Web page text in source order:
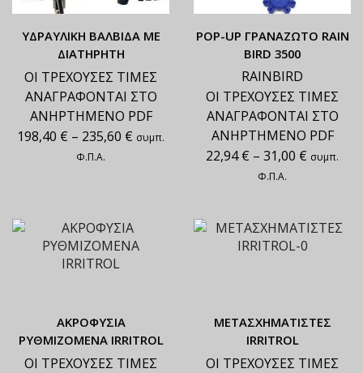
ΥΔΡΑΥΛΙΚΗ ΒΑΛΒΙΔΑ ΜΕ
ΔΙΑΤΗΡΗΤΗ
ΟΙ ΤΡΕΧΟΥΣΕΣ ΤΙΜΕΣ
ΑΝΑΓΡΑΦΟΝΤΑΙ ΣΤΟ
ΑΝΗΡΤΗΜΕΝΟ PDF
198,40 € – 235,60 € συμπ.
Φ.Π.Α.
ΡΟΡ-UP ΓΡΑΝΑΖΩΤΟ RAIN
BIRD 3500
RAINBIRD
ΟΙ ΤΡΕΧΟΥΣΕΣ ΤΙΜΕΣ
ΑΝΑΓΡΑΦΟΝΤΑΙ ΣΤΟ
ΑΝΗΡΤΗΜΕΝΟ PDF
22,94€ – 31,00 € συμπ.
Φ.Π.Α.
ΑΚΡΟΦΥΣΙΑ
ΡΥΘΜΙΖΟΜΕΝΑ IRRITROL
ΟΙ ΤΡΕΧΟΥΣΕΣ ΤΙΜΕΣ
ΜΕΤΑΣΧΗΜΑΤΙΣΤΕΣ
IRRITROL
ΟΙ ΤΡΕΧΟΥΣΕΣ ΤΙΜΕΣ